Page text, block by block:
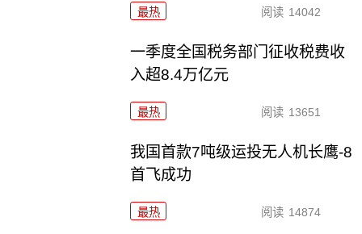
最热 阅读 14042
一季度全国税务部门征收税费收
入超8.4万亿元
最热 阅读 13651
我国首款7吨级运投无人机长鹰-8
首飞成功
最热 阅读 14874